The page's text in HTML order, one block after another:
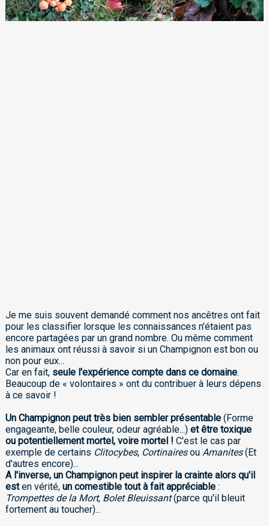
Je me suis souvent demandé comment nos ancêtres ont fait
pour les classifier lorsque les connaissances n'étaient pas
encore partagées par un grand nombre. Ou même comment
les animaux ont réussi à savoir si un Champignon est bon ou
non pour eux...
Car en fait, seule l'expérience compte dans ce domaine.
Beaucoup de « volontaires » ont du contribuer à leurs dépens
à ce savoir !
Un Champignon peut très bien sembler présentable(Forme
engageante, belle couleur, odeur agréable...) et être toxique
ou potentiellement mortel, voire mortel ! C'est le cas par
exemple de certains Clitocybes, Cortinairesou Amanites(Et
d'autres encore)...
A l'inverse, un Champignon peut inspirer la crainte alors qu'il
esten vérité, un comestible tout à fait appréciable:
Trompettes de la Mort, Bolet Bleuissant(parce qu'il bleuit
fortement au toucher)...